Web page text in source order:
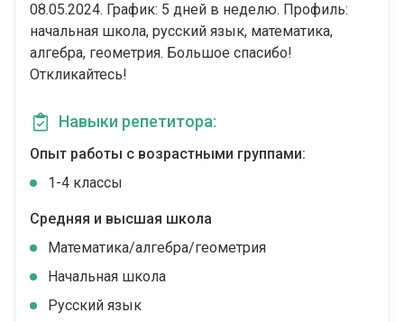
08.05.2024. График: 5 дней в неделю. Профиль:
начальная школа, русский язык, математика,
алгебра, геометрия. Большое спасибо!
Откликайтесь!
Навыки репетитора:
Опыт работы с возрастными группами:
1-4 классы
Средняя и высшая школа
Математика/алгебра/геометрия
Начальная школа
Русский язык